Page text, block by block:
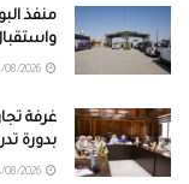
منفذ
غرفة
بدورة